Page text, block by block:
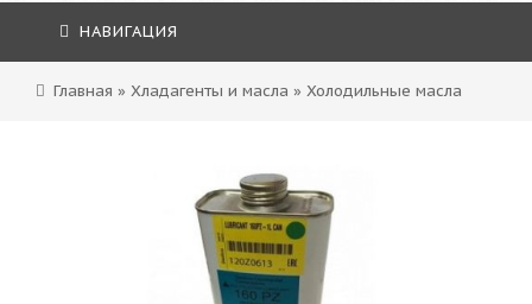
НАВИГАЦИЯ
Главная » Хладагенты и масла » Холодильные масла